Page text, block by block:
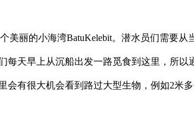
丽的小海湾BatuKelebit。潜水员们需要
每天早上从沉船出发一路觅食到这里，所
会有很大机会看到路过大型生物，例如2米